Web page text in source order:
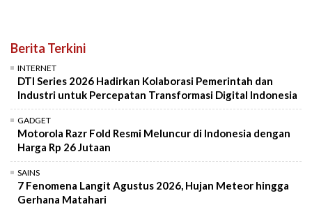
Berita Terkini
INTERNET
DTI Series 2026 Hadirkan Kolaborasi Pemerintah dan
Industri untuk Percepatan Transformasi Digital Indonesia
GADGET
Motorola Razr Fold Resmi Meluncur di Indonesia dengan
Harga Rp 26 Jutaan
SAINS
7 Fenomena Langit Agustus 2026, Hujan Meteor hingga
Gerhana Matahari